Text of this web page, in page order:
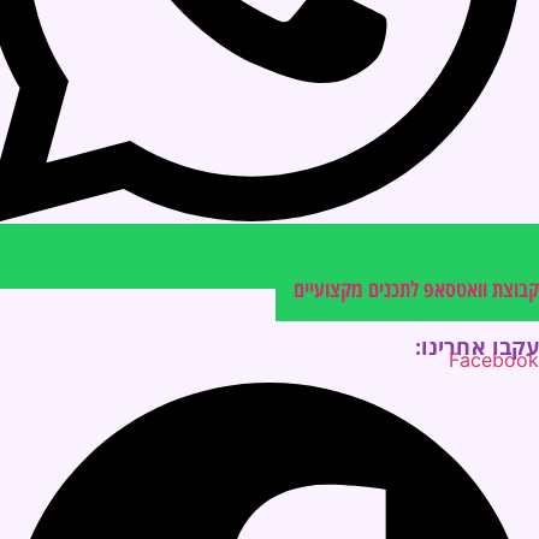
קבוצת וואטסאפ לתכנים מקצועיים
עקבו אחרינו:
Facebook